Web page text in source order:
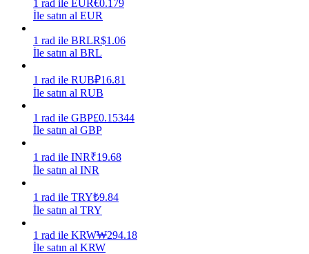
Power Piggy
Staking
Yüksek getiri ve anında erişim
1 rad ile EUR€0.179
İle satın al EUR
1 rad ile BRLR$1.06
İle satın al BRL
1 rad ile RUB₽16.81
İle satın al RUB
1 rad ile GBP£0.15344
İle satın al GBP
1 rad ile INR₹19.68
İle satın al INR
1 rad ile TRY₺9.84
İle satın al TRY
1 rad ile KRW₩294.18
İle satın al KRW